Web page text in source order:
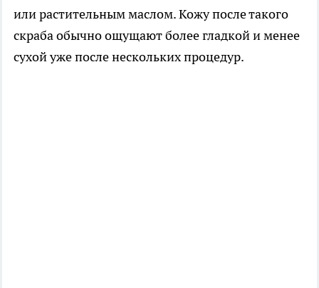
или растительным маслом. Кожу после такого
скраба обычно ощущают более гладкой и менее
сухой уже после нескольких процедур.